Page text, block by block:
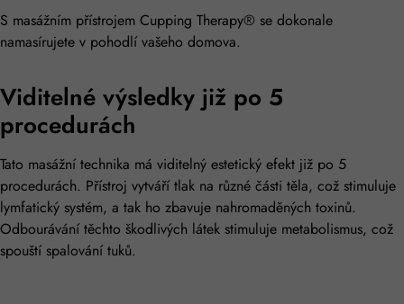
S masážním přístrojem Cupping Therapy® se dokonale
namasírujete v pohodlí vašeho domova.
Viditelné výsledky již po 5
procedurách
Tato masážní technika má viditelný estetický efekt již po 5
procedurách. Přístroj vytváří tlak na různé části těla, což stimuluje
lymfatický systém, a tak ho zbavuje nahromaděných toxinů.
Odbourávání těchto škodlivých látek stimuluje metabolismus, což
spouští spalování tuků.